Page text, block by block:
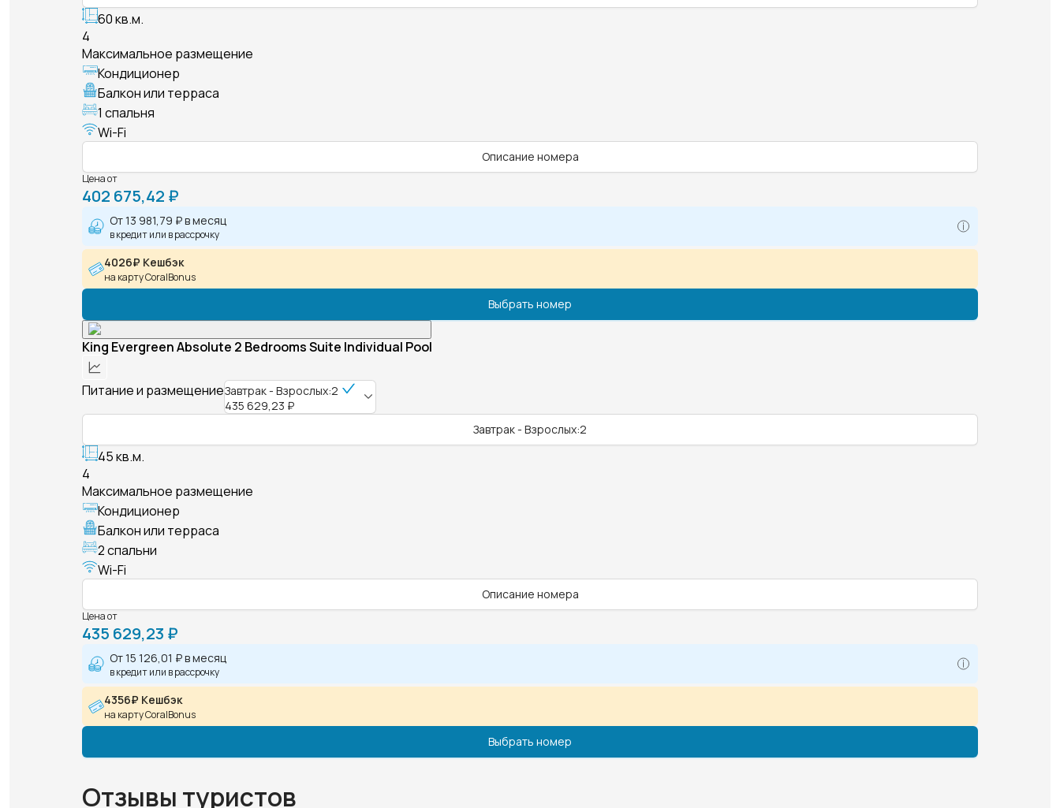
60 кв.м.
4
Максимальное размещение
Кондиционер
Балкон или терраса
1 спальня
Wi-Fi
Описание номера
Цена от
402 675,42 ₽
От13 981,79 ₽в месяц
в кредит или в рассрочку
4026₽ Кешбэк
на карту CoralBonus
Выбрать номер
King Evergreen Absolute 2 Bedrooms Suite Individual Pool
Питание и размещениеЗавтрак - Взрослых:2
435 629,23 ₽
Завтрак - Взрослых:2
45 кв.м.
4
Максимальное размещение
Кондиционер
Балкон или терраса
2 спальни
Wi-Fi
Описание номера
Цена от
435 629,23 ₽
От15 126,01 ₽в месяц
в кредит или в рассрочку
4356₽ Кешбэк
на карту CoralBonus
Выбрать номер
Отзывы туристов